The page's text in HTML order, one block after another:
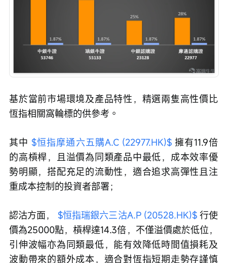
基於當前市場環境及產品特性，精選兩隻高性價比
恆指相關窩輪標的供參考。
其中 $恒指摩通六五購A.C (22977.HK)$ 擁有11.9倍
的高槓桿，且溢價為同類產品中最低，成本效率優
勢明顯，搭配充足的流動性，適合追求高彈性且注
重成本控制的投資者部署；
認沽方面， $恒指瑞銀六三沽A.P (20528.HK)$ 行使
價為25000點，槓桿達14.3倍，不僅溢價處於低位，
引伸波幅亦為同類最低，能有效降低時間值損耗及
波動帶來的額外成本，適合對恆指短期走勢存謹慎